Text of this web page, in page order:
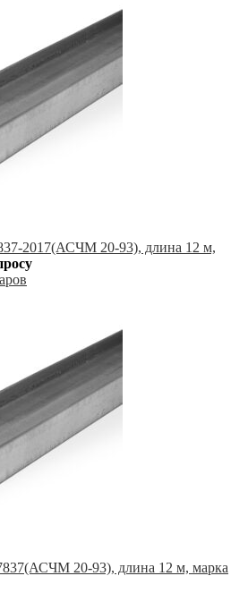
2017(АСЧМ 20-93), длина 12 м,
20-93), длина 12 м, марка